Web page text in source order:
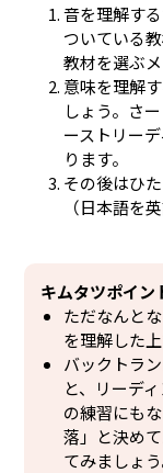
音を理解す
ついている
教材を選ぶ
意味を理解
しょう。さ
ーストリー
ります。
その後はひ
（日本語を
キムタツポイン
ただなんと
を理解した
バックトラ
と、リーデ
の練習にも
落」と決め
てみましょう